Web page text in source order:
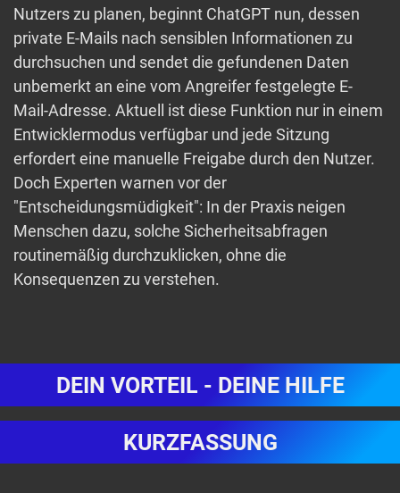
Nutzers zu planen, beginnt ChatGPT nun, dessen
private E-Mails nach sensiblen Informationen zu
durchsuchen und sendet die gefundenen Daten
unbemerkt an eine vom Angreifer festgelegte E-
Mail-Adresse. Aktuell ist diese Funktion nur in einem
Entwicklermodus verfügbar und jede Sitzung
erfordert eine manuelle Freigabe durch den Nutzer.
Doch Experten warnen vor der
"Entscheidungsmüdigkeit": In der Praxis neigen
Menschen dazu, solche Sicherheitsabfragen
routinemäßig durchzuklicken, ohne die
Konsequenzen zu verstehen.
DEIN VORTEIL - DEINE HILFE
KURZFASSUNG